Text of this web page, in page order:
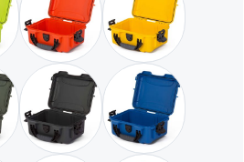
/ leer orange / leer gelb / leer
grün / leergraphit / leer blau / leer